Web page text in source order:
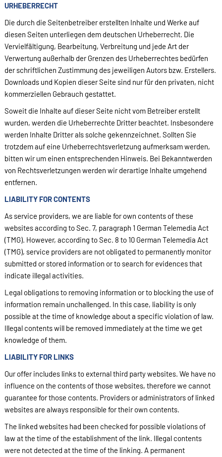
URHEBERRECHT
Die durch die Seitenbetreiber erstellten Inhalte und Werke auf
diesen Seiten unterliegen dem deutschen Urheberrecht. Die
Vervielfältigung, Bearbeitung, Verbreitung und jede Art der
Verwertung außerhalb der Grenzen des Urheberrechtes bedürfen
der schriftlichen Zustimmung des jeweiligen Autors bzw. Erstellers.
Downloads und Kopien dieser Seite sind nur für den privaten, nicht
kommerziellen Gebrauch gestattet.
Soweit die Inhalte auf dieser Seite nicht vom Betreiber erstellt
wurden, werden die Urheberrechte Dritter beachtet. Insbesondere
werden Inhalte Dritter als solche gekennzeichnet. Sollten Sie
trotzdem auf eine Urheberrechtsverletzung aufmerksam werden,
bitten wir um einen entsprechenden Hinweis. Bei Bekanntwerden
von Rechtsverletzungen werden wir derartige Inhalte umgehend
entfernen.
LIABILITY FOR CONTENTS
As service providers, we are liable for own contents of these
websites according to Sec. 7, paragraph 1 German Telemedia Act
(TMG). However, according to Sec. 8 to 10 German Telemedia Act
(TMG), service providers are not obligated to permanently monitor
submitted or stored information or to search for evidences that
indicate illegal activities.
Legal obligations to removing information or to blocking the use of
information remain unchallenged. In this case, liability is only
possible at the time of knowledge about a specific violation of law.
Illegal contents will be removed immediately at the time we get
knowledge of them.
LIABILITY FOR LINKS
Our offer includes links to external third party websites. We have no
influence on the contents of those websites, therefore we cannot
guarantee for those contents. Providers or administrators of linked
websites are always responsible for their own contents.
The linked websites had been checked for possible violations of
law at the time of the establishment of the link. Illegal contents
were not detected at the time of the linking. A permanent